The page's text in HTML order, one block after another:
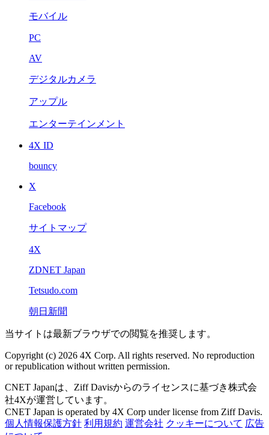
モバイル
PC
AV
デジタルカメラ
アップル
エンターテインメント
4X ID
bouncy
X
Facebook
サイトマップ
4X
ZDNET Japan
Tetsudo.com
朝日新聞
当サイトは最新ブラウザでの閲覧を推奨します。
Copyright (c) 2026 4X Corp. All rights reserved. No reproduction
or republication without written permission.
CNET Japanは、Ziff Davisからのライセンスに基づき株式会
社4Xが運営しています。
CNET Japan is operated by 4X Corp under license from Ziff Davis.
個人情報保護方針 利用規約 運営会社 クッキーについて 広告